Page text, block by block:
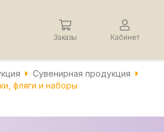
Заказы Кабинет
Сувенирная продукция
фляги и наборы